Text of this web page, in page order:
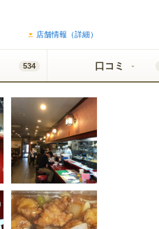
店舗情報（詳細）
534 口コミ